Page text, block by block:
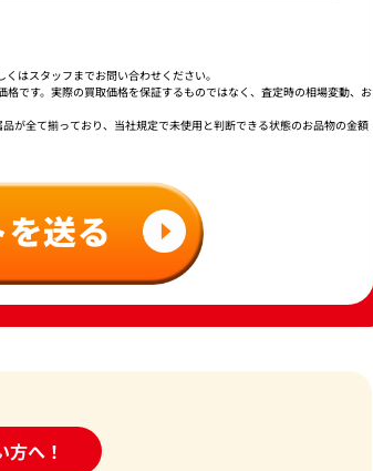
はスタッフまでお問い合わせください。
です。実際の買取価格を保証するものではなく、査定時の相場変動、お
が全て揃っており、当社規定で未使用と判断できる状態のお品物の金額
へ！
フォーム